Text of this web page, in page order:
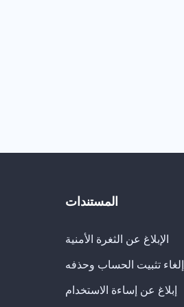
المستندات
الإبلاغ عن الثغرة الأمنية
إلغاء تثبيت الحساب وحذفه
إبلاغ عن إساءة الاستخدام